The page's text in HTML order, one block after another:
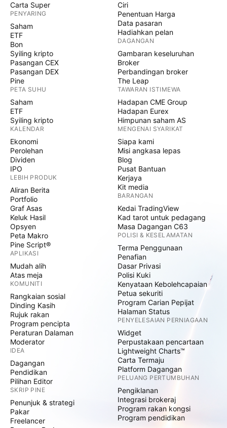
Carta Super
PENYARING
Saham
ETF
Bon
Syiling kripto
Pasangan CEX
Pasangan DEX
Pine
PETA SUHU
Saham
ETF
Syiling kripto
KALENDAR
Ekonomi
Perolehan
Dividen
IPO
LEBIH PRODUK
Aliran Berita
Portfolio
Graf Asas
Keluk Hasil
Opsyen
Peta Makro
Pine Script®
APLIKASI
Mudah alih
Atas meja
KOMUNITI
Rangkaian sosial
Dinding Kasih
Rujuk rakan
Program pencipta
Peraturan Dalaman
Moderator
IDEA
Dagangan
Pendidikan
Pilihan Editor
SKRIP PINE
Penunjuk & strategi
Pakar
Freelancer
Ciri
Penentuan Harga
Data pasaran
Hadiahkan pelan
DAGANGAN
Gambaran keseluruhan
Broker
Perbandingan broker
The Leap
TAWARAN ISTIMEWA
Hadapan CME Group
Hadapan Eurex
Himpunan saham AS
MENGENAI SYARIKAT
Siapa kami
Misi angkasa lepas
Blog
Pusat Bantuan
Kerjaya
Kit media
BARANGAN
Kedai TradingView
Kad tarot untuk pedagang
Masa Dagangan C63
POLISI & KESELAMATAN
Terma Penggunaan
Penafian
Dasar Privasi
Polisi Kuki
Kenyataan Kebolehcapaian
Petua sekuriti
Program Carian Pepijat
Halaman Status
PENYELESAIAN PERNIAGAAN
Widget
Perpustakaan pencartaan
Lightweight Charts™
Carta Termaju
Platform Dagangan
PELUANG PERTUMBUHAN
Pengiklanan
Integrasi brokeraj
Program rakan kongsi
Program pendidikan